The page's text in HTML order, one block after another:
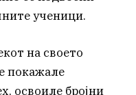
ученици.
на своето
покажале
освоиле бројни